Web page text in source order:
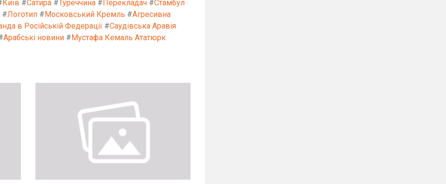
Київ #Сатира #Туреччина #Перекладач #Стамбул
#Логотип #Московський Кремль #Агресивна
в Російській Федерації #Саудівська Аравія
Арабські новини #Мустафа Кемаль Ататюрк